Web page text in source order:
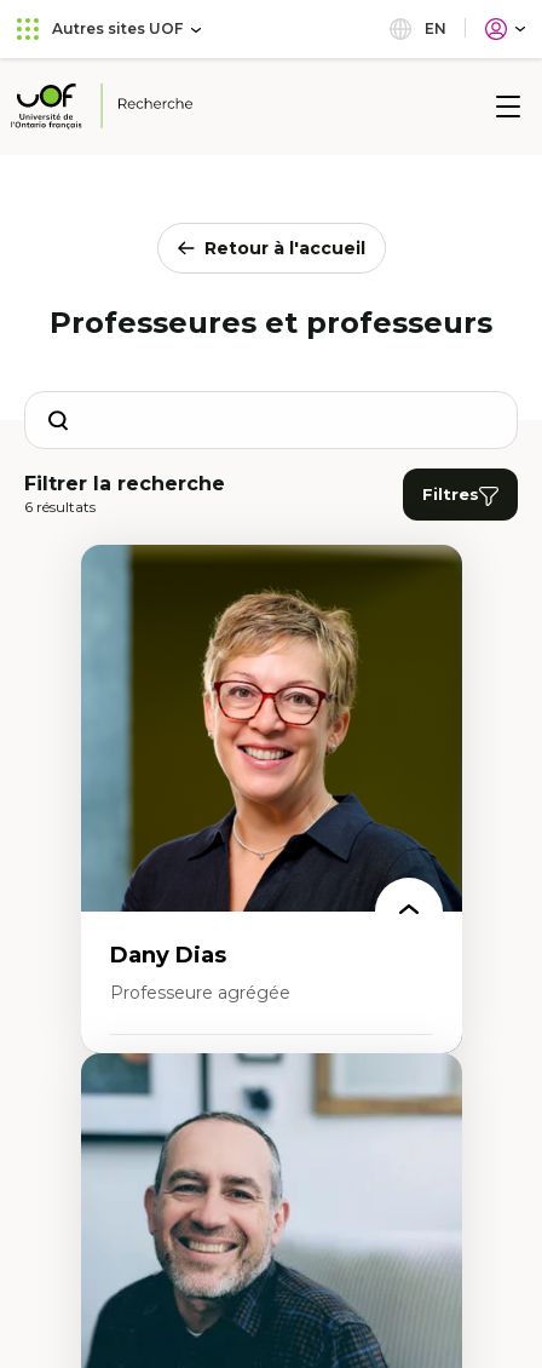
Aller
au
principal
Passer
au
Autres sites UOF EN
Université
Retour à l'accueil
Professeures et professeurs
Search
Filtrer la recherche
6 résultats
Filtres
Dany Dias
Professeure agrégée
Pédagogies critiques et justice sociale
Éthique relationnelle et sollicitude en
éducation
Décolonisation et autochtonisation de la
formation à l’enseignement
Littératie et didactique du français
Éducation inclusive
Formation à l’enseignement en contexte
francophone minoritaire
Identité linguistique et culturelle
Recherche-action et approches
participatives
Leadership éducatif et pratiques réflexives
Éducation durable et bien-être en